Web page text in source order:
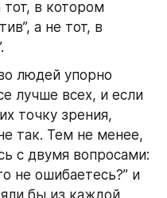
в котором
а не тот, в
людей упорно
лучше всех, и если
точку зрения,
так. Тем не менее,
с двумя вопросами:
не ошибаетесь?” и
бы из каждой